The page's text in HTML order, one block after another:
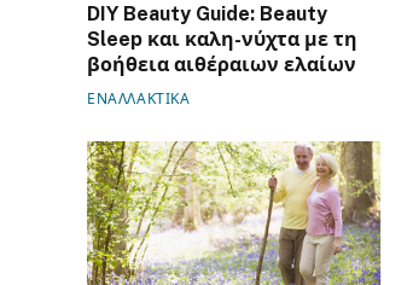
DIY Beauty Guide: Beauty
Sleep και καλη-νύχτα με τη
βοήθεια αιθέραιων ελαίων
ΕΝΑΛΛΑΚΤΙΚΑ